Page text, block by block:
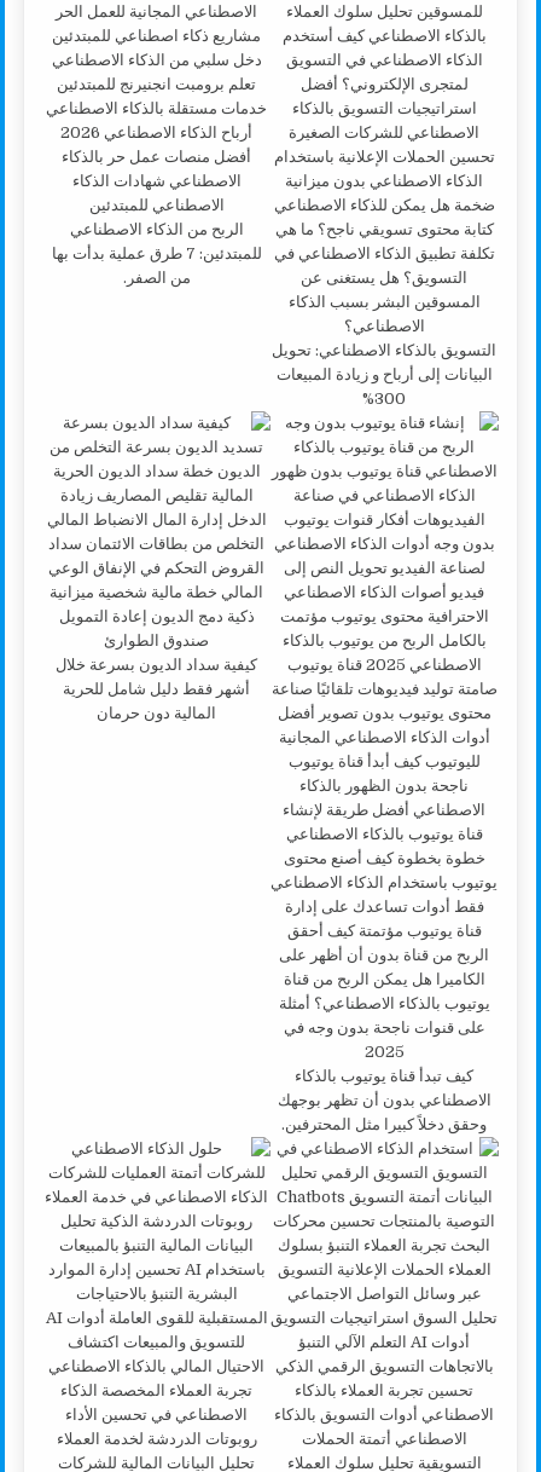
التسويق بالذكاء الاصطناعي: تحويل
البيانات إلى أرباح و زيادة المبيعات
300%
الربح من الذكاء الاصطناعي
للمبتدئين: 7 طرق عملية بدأت بها
من الصفر.
كيف تبدأ قناة يوتيوب بالذكاء
الاصطناعي بدون أن تظهر بوجهك
وحقق دخلاً كبيرا مثل المحترفين.
كيفية سداد الديون بسرعة خلال
أشهر فقط دليل شامل للحرية
المالية دون حرمان